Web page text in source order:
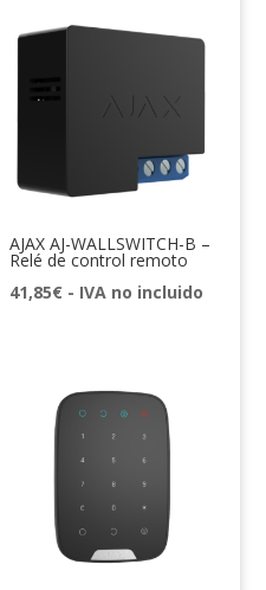
AJAX AJ-WALLSWITCH-B –
Relé de control remoto
41,85€ - IVA no incluido